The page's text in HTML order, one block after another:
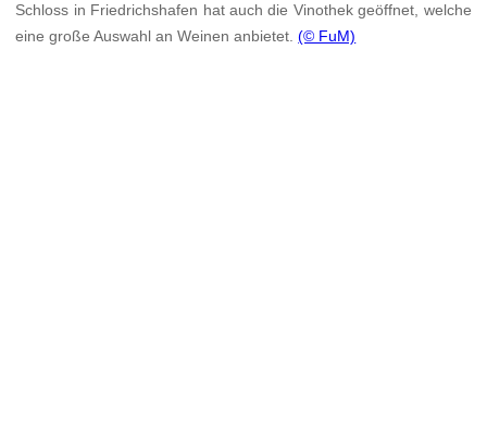
Schloss in Friedrichshafen hat auch die Vinothek geöffnet, welche
eine große Auswahl an Weinen anbietet.(© FuM)